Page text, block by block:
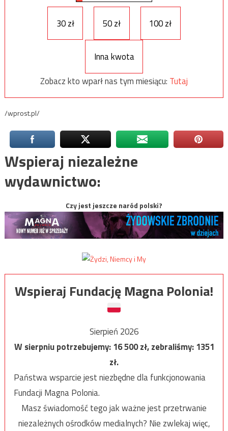
30 zł 50 zł 100 zł
Inna kwota
Zobacz kto wparł nas tym miesiącu: Tutaj
/wprost.pl/
Wspieraj niezależne
wydawnictwo:
Czy jest jeszcze naród polski?
Wspieraj Fundację Magna Polonia!
Sierpień 2026
W sierpniu potrzebujemy:16 500zł, zebraliśmy:1351
zł.
Państwa wsparcie jest niezbędne dla funkcjonowania
Fundacji Magna Polonia.
Masz świadomość tego jak ważne jest przetrwanie
niezależnych ośrodków medialnych? Nie zwlekaj więc,